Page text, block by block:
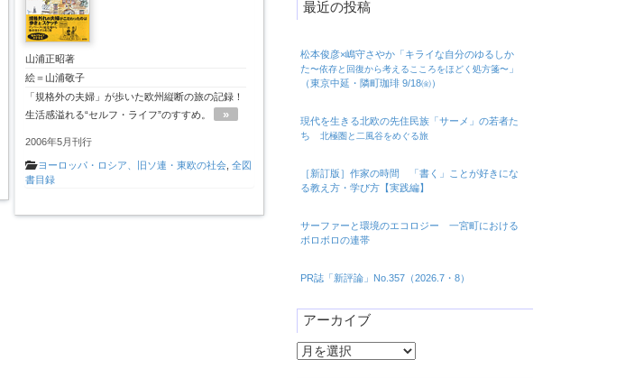
山浦正昭著
絵＝山浦敬子
「規格外の夫婦」が歩いた欧州縦断の旅の記録！
生活感溢れる“セルフ・ライフ”のすすめ。
»
2006年5月刊行
ヨーロッパ・ロシア、旧ソ連・東欧の社会 ,全図
書目録
最近の投稿
松本俊彦×嶋守さやか「キライな自分のゆるしか
た〜依存と回復から考えるこころをほどく処方箋〜」
（東京中延・隣町珈琲 9/18㈮）
現代を生きる北欧の先住民族「サーメ」の若者た
ち 北極圏と二風谷をめぐる旅
［新訂版］作家の時間 「書く」ことが好きにな
る教え方・学び方【実践編】
サーファーと環境のエコロジー 一宮町における
ボロボロの連帯
PR誌「新評論」No.357（2026.7・8）
アーカイブ
ア